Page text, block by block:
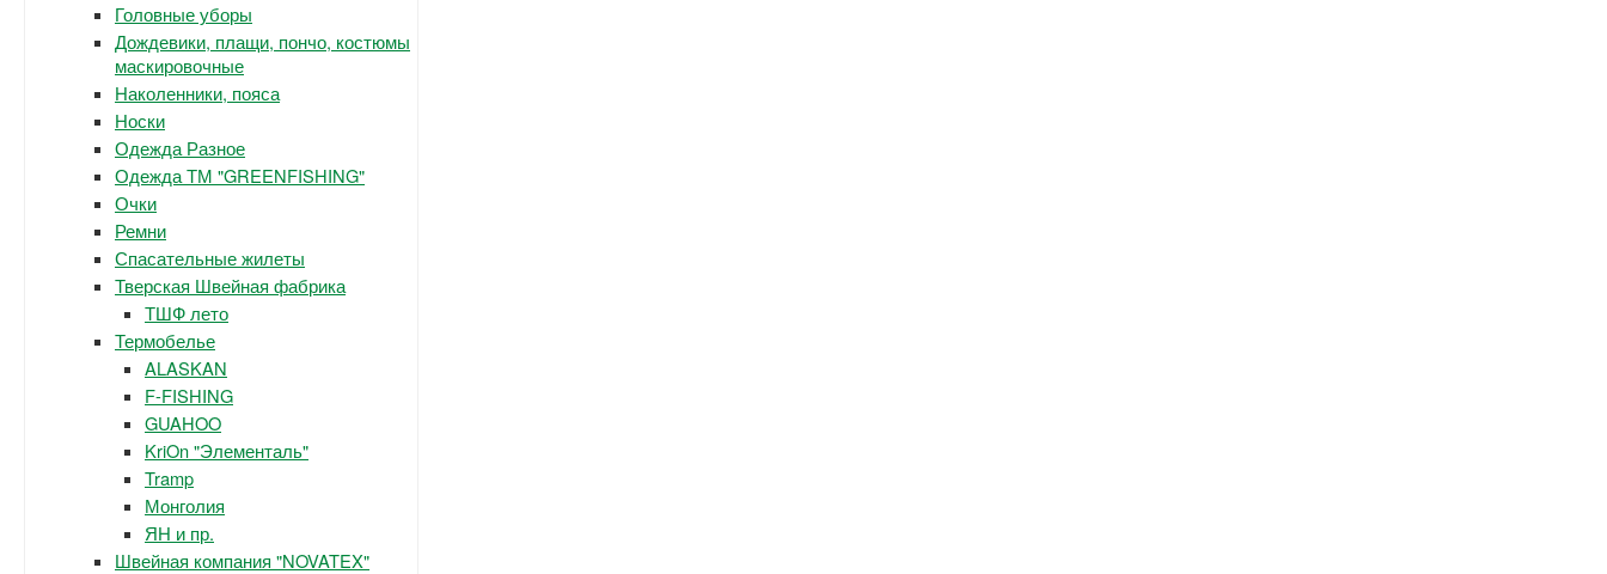
Головные уборы
Дождевики, плащи, пончо, костюмы
маскировочные
Наколенники, пояса
Носки
Одежда Разное
Одежда ТМ "GREENFISHING"
Очки
Ремни
Спасательные жилеты
Тверская Швейная фабрика
ТШФ лето
Термобелье
ALASKAN
F-FISHING
GUAHOO
KriOn "Элементаль"
Tramp
Монголия
ЯН и пр.
Швейная компания "NOVATEX"